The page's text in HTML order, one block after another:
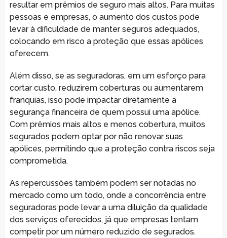
resultar em prêmios de seguro mais altos. Para muitas
pessoas e empresas, o aumento dos custos pode
levar à dificuldade de manter seguros adequados,
colocando em risco a proteção que essas apólices
oferecem.
Além disso, se as seguradoras, em um esforço para
cortar custo, reduzirem coberturas ou aumentarem
franquias, isso pode impactar diretamente a
segurança financeira de quem possui uma apólice.
Com prêmios mais altos e menos cobertura, muitos
segurados podem optar por não renovar suas
apólices, permitindo que a proteção contra riscos seja
comprometida.
As repercussões também podem ser notadas no
mercado como um todo, onde a concorrência entre
seguradoras pode levar a uma diluição da qualidade
dos serviços oferecidos, já que empresas tentam
competir por um número reduzido de segurados.